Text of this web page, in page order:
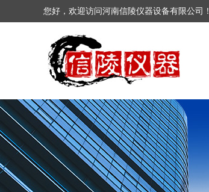
您好，欢迎访问河南信陵仪器设备有限公司！